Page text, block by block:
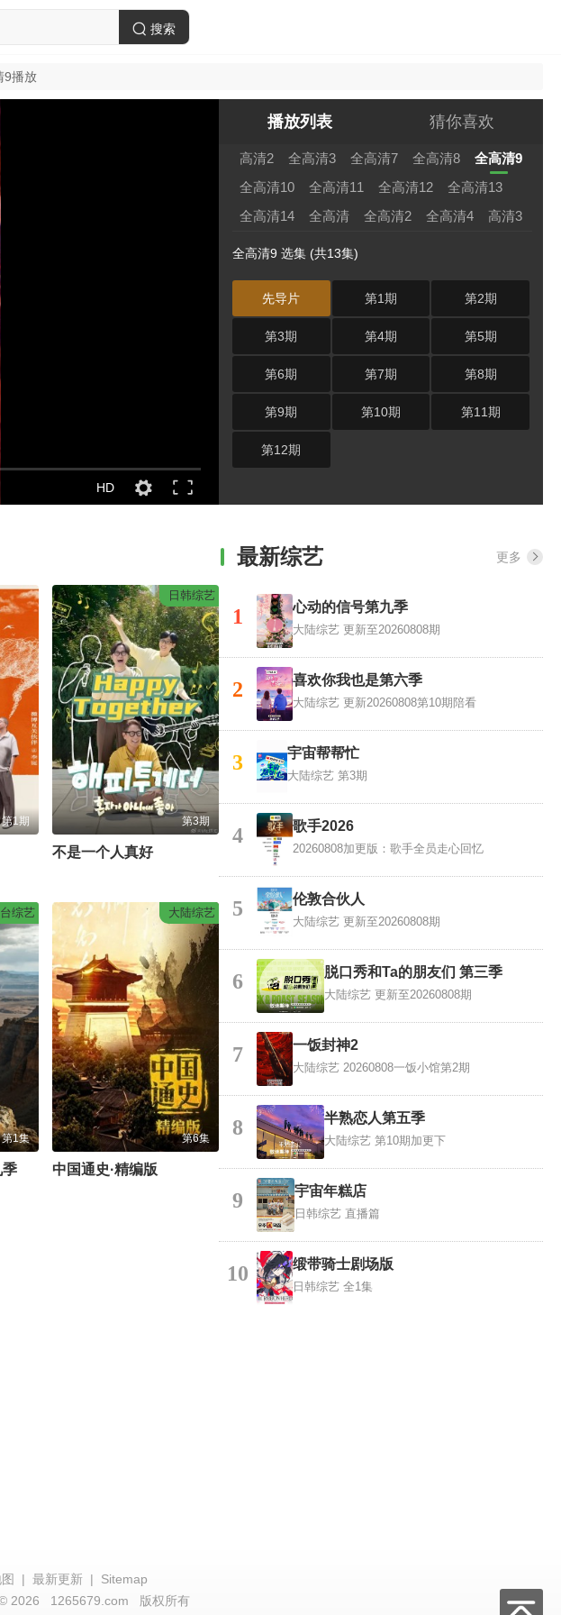
搜索
9播放
HD
播放列表 猜你喜欢
高清2 全高清3 全高清7 全高清8
全高清9
全高清10
全高清11 全高清12
全高清13
全高清14
全高清 全高清2 全高清4 高清3
全高清9 选集 (共13集)
先导片 第1期 第2期
第3期 第4期 第5期
第6期 第7期 第8期
第9期 第10期 第11期
第12期
第1期
日韩综艺
第3期
不是一个人真好
综艺
第1集
大陆综艺
第6集
中国通史·精编版
最新综艺 更多
1 心动的信号第九季
大陆综艺 更新至20260808期
2 喜欢你我也是第六季
大陆综艺 更新20260808第10期陪看
3 宇宙帮帮忙
大陆综艺 第3期
4 歌手2026
20260808加更版：歌手全员走心回忆
5 伦敦合伙人
大陆综艺 更新至20260808期
6 脱口秀和Ta的朋友们 第三季
大陆综艺 更新至20260808期
7 一饭封神2
大陆综艺 20260808一饭小馆第2期
8 半熟恋人第五季
大陆综艺 第10期加更下
9 宇宙年糕店
日韩综艺 直播篇
10 缎带骑士剧场版
日韩综艺 全1集
| 最新更新 |
Sitemap
2026 1265679.com 版权所有